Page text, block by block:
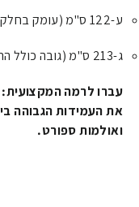
ע-122 ס"מ (עומק בחלק התחתון)
ג-213 ס"מ (גובה כולל הרשת והחיבורים)
את העמידות הגבוהה
ואולמות ספורט.